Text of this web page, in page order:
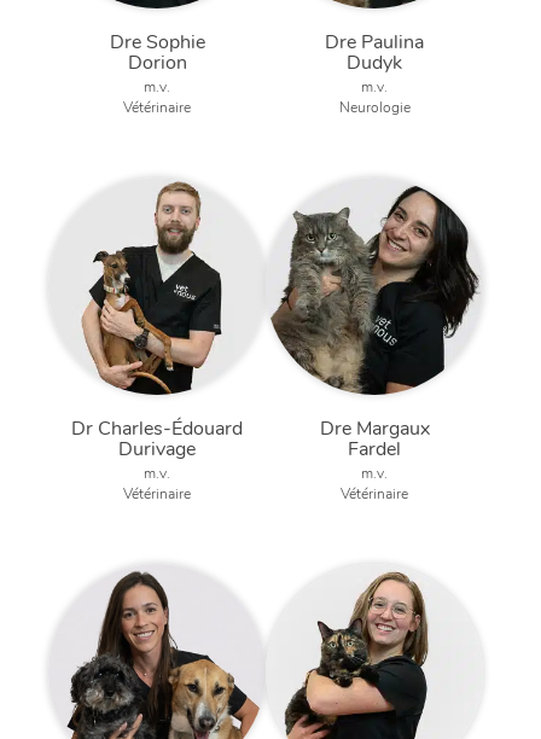
Dre Sophie
Dorion
m.v.
Vétérinaire
Dre Paulina
Dudyk
m.v.
Neurologie
Dr Charles-Édouard
Durivage
m.v.
Vétérinaire
Dre Margaux
Fardel
m.v.
Vétérinaire